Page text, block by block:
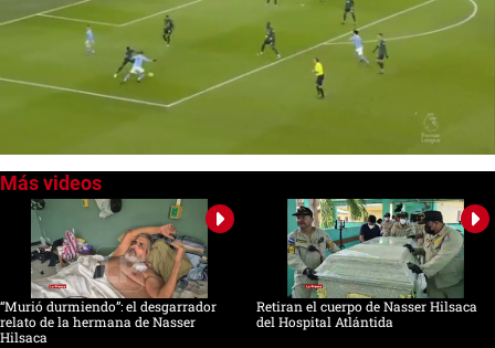
of
minutes,
seconds
“Murió durmiendo”: el desgarrador
relato de la hermana de Nasser
Hilsaca
Retiran el cuerpo de Nasser Hilsaca
del Hospital Atlántida